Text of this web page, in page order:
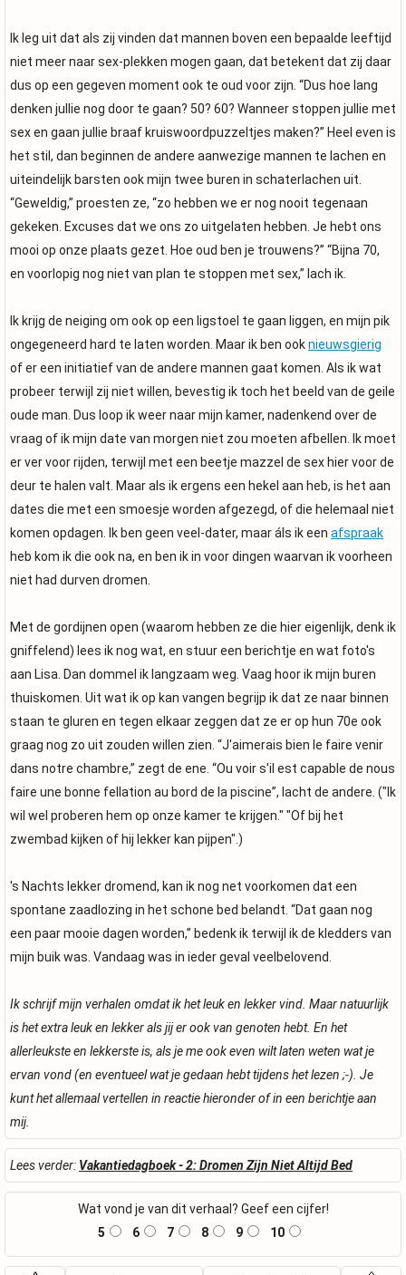
Ik leg uit dat als zij vinden dat mannen boven een bepaalde leeftijd
niet meer naar sex-plekken mogen gaan, dat betekent dat zij daar
dus op een gegeven moment ook te oud voor zijn. “Dus hoe lang
denken jullie nog door te gaan? 50? 60? Wanneer stoppen jullie met
sex en gaan jullie braaf kruiswoordpuzzeltjes maken?” Heel even is
het stil, dan beginnen de andere aanwezige mannen te lachen en
uiteindelijk barsten ook mijn twee buren in schaterlachen uit.
“Geweldig,” proesten ze, “zo hebben we er nog nooit tegenaan
gekeken. Excuses dat we ons zo uitgelaten hebben. Je hebt ons
mooi op onze plaats gezet. Hoe oud ben je trouwens?” “Bijna 70,
en voorlopig nog niet van plan te stoppen met sex,” lach ik.
Ik krijg de neiging om ook op een ligstoel te gaan liggen, en mijn pik
ongegeneerd hard te laten worden. Maar ik ben ooknieuwsgierig
of er een initiatief van de andere mannen gaat komen. Als ik wat
probeer terwijl zij niet willen, bevestig ik toch het beeld van de geile
oude man. Dus loop ik weer naar mijn kamer, nadenkend over de
vraag of ik mijn date van morgen niet zou moeten afbellen. Ik moet
er ver voor rijden, terwijl met een beetje mazzel de sex hier voor de
deur te halen valt. Maar als ik ergens een hekel aan heb, is het aan
dates die met een smoesje worden afgezegd, of die helemaal niet
komen opdagen. Ik ben geen veel-dater, maar áls ik een afspraak
heb kom ik die ook na, en ben ik in voor dingen waarvan ik voorheen
niet had durven dromen.
Met de gordijnen open (waarom hebben ze die hier eigenlijk, denk ik
gniffelend) lees ik nog wat, en stuur een berichtje en wat foto's
aan Lisa. Dan dommel ik langzaam weg. Vaag hoor ik mijn buren
thuiskomen. Uit wat ik op kan vangen begrijp ik dat ze naar binnen
staan te gluren en tegen elkaar zeggen dat ze er op hun 70e ook
graag nog zo uit zouden willen zien. “J'aimerais bien le faire venir
dans notre chambre,” zegt de ene. “Ou voir s'il est capable de nous
faire une bonne fellation au bord de la piscine”, lacht de andere. ("Ik
wil wel proberen hem op onze kamer te krijgen." "Of bij het
zwembad kijken of hij lekker kan pijpen".)
's Nachts lekker dromend, kan ik nog net voorkomen dat een
spontane zaadlozing in het schone bed belandt. “Dat gaan nog
een paar mooie dagen worden,” bedenk ik terwijl ik de kledders van
mijn buik was. Vandaag was in ieder geval veelbelovend.
Ik schrijf mijn verhalen omdat ik het leuk en lekker vind. Maar natuurlijk
is het extra leuk en lekker als jij er ook van genoten hebt. En het
allerleukste en lekkerste is, als je me ook even wilt laten weten wat je
ervan vond (en eventueel wat je gedaan hebt tijdens het lezen ;-). Je
kunt het allemaal vertellen in reactie hieronder of in een berichtje aan
mij.
Lees verder: Vakantiedagboek - 2: Dromen Zijn Niet Altijd Bed
Wat vond je van dit verhaal? Geef een cijfer!
5
6 7 8 9 10